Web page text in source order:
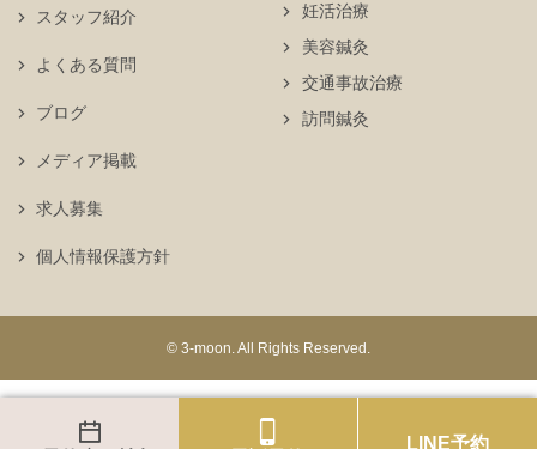
LINE予約
妊活治療
美容鍼灸
交通事故治療
訪問鍼灸
スタッフ紹介
よくある質問
ブログ
メディア掲載
求人募集
個人情報保護方針
© 3-moon. All Rights Reserved.